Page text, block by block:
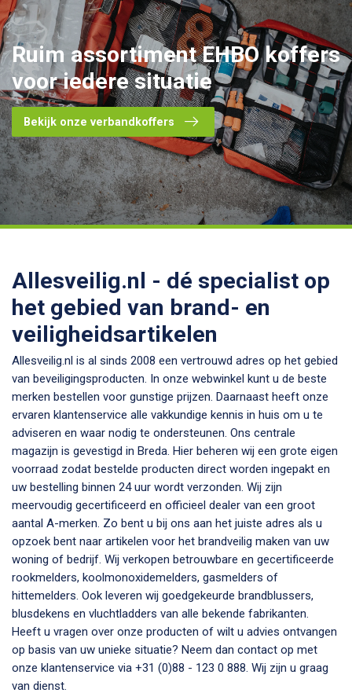
Ruim assortimentEHBO koffers
voor iedere situatie
Bekijk onze verbandkoffers
Allesveilig.nl - dé specialist op
het gebied van brand- en
veiligheidsartikelen
Allesveilig.nl is al sinds 2008 een vertrouwd adres op het gebied
van beveiligingsproducten. In onze webwinkel kunt u de beste
merken bestellen voor gunstige prijzen. Daarnaast heeft onze
ervaren klantenservice alle vakkundige kennis in huis om u te
adviseren en waar nodig te ondersteunen. Ons centrale
magazijn is gevestigd in Breda. Hier beheren wij een grote eigen
voorraad zodat bestelde producten direct worden ingepakt en
uw bestelling binnen 24 uur wordt verzonden. Wij zijn
meervoudig gecertificeerd en officieel dealer van een groot
aantal A-merken. Zo bent u bij ons aan het juiste adres als u
opzoek bent naar artikelen voor het brandveilig maken van uw
woning of bedrijf. Wij verkopen betrouwbare en gecertificeerde
rookmelders, koolmonoxidemelders, gasmelders of
hittemelders. Ook leveren wij goedgekeurde brandblussers,
blusdekens en vluchtladders van alle bekende fabrikanten.
Heeft u vragen over onze producten of wilt u advies ontvangen
op basis van uw unieke situatie? Neem dan contact op met
onze klantenservice via +31 (0)88 - 123 0 888. Wij zijn u graag
van dienst.